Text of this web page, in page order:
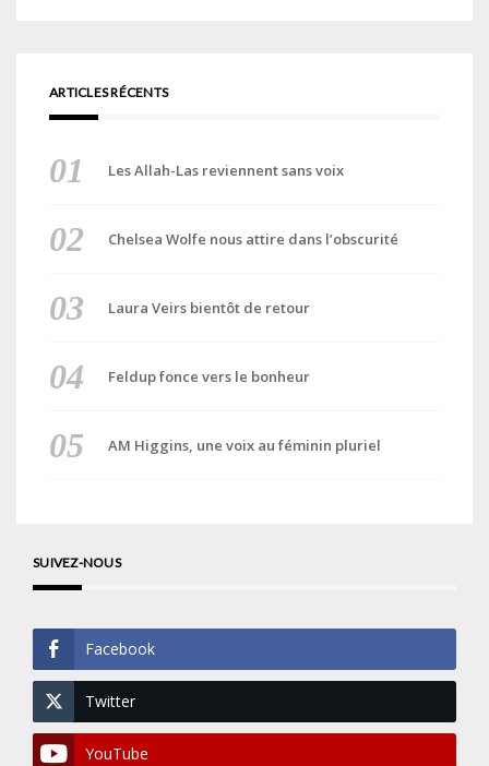
ARTICLES RÉCENTS
Les Allah-Las reviennent sans voix
Chelsea Wolfe nous attire dans l’obscurité
Laura Veirs bientôt de retour
Feldup fonce vers le bonheur
AM Higgins, une voix au féminin pluriel
SUIVEZ-NOUS
Facebook
Twitter
YouTube